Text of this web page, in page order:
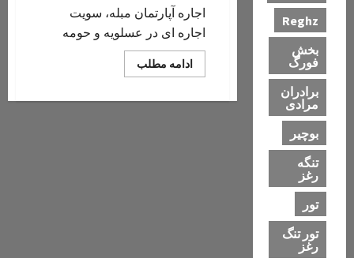
اجاره آپارتمان مبله، سویت
اجاره ای در عسلویه و حومه
ادامه مطلب
more
Reghz
بخش
فورگ
برادران
مرادی
بوچیر
تنگه
رغز
تور
تور تنگ
رغز